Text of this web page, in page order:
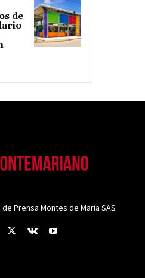
de
Prensa Montes de María SAS